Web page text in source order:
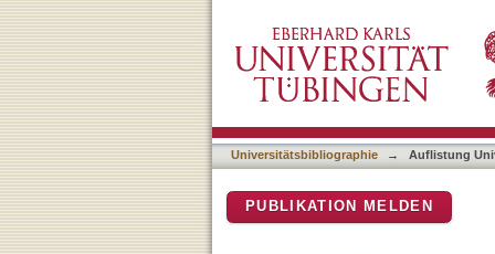
Universitätsbibliographie → Auflistung
PUBLIKATION MELDEN